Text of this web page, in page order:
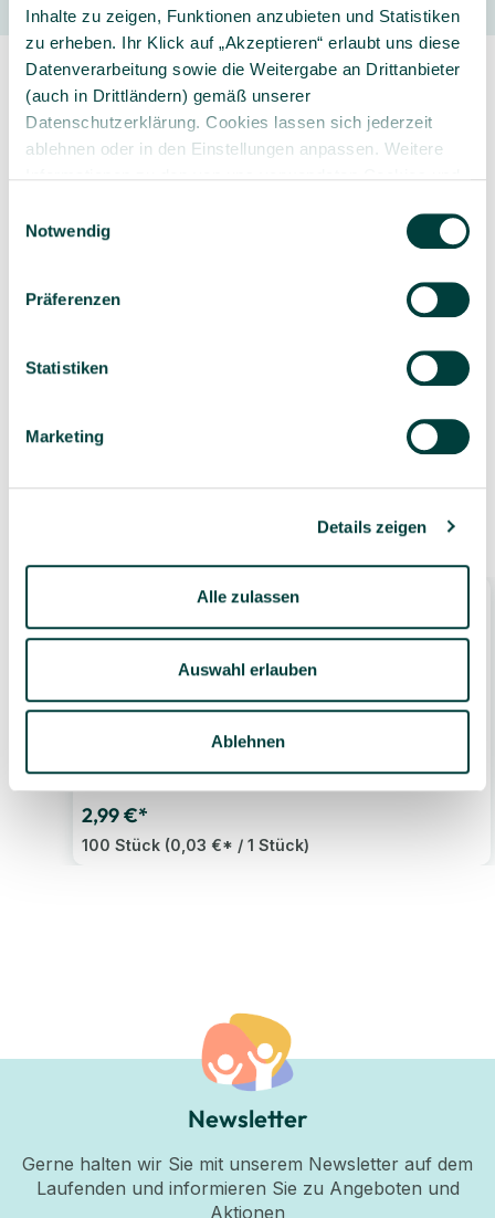
Inhalte zu zeigen, Funktionen anzubieten und Statistiken
zu erheben. Ihr Klick auf „Akzeptieren“ erlaubt uns diese
Datenverarbeitung sowie die Weitergabe an Drittanbieter
(auch in Drittländern) gemäß unserer
Datenschutzerklärung. Cookies lassen sich jederzeit
ablehnen oder in den Einstellungen anpassen. Weitere
schutz­erklärung
Notwendig
Präferenzen
Statistiken
Marketing
Details zeigen
Alle zulassen
Auswahl erlauben
Ablehnen
individuelle Beratung
1-3 Werktage Lieferzeit
bei Versand aus dem
Ähnliche Produkte
ELVIRAS Wackelaugen rund, 12 mm, 100 Stück
2,99 €*
100 Stück (0,03 €* / 1 Stück)
Newsletter
Gerne halten wir Sie mit unserem Newsletter auf dem
Laufenden und informieren Sie zu Angeboten und
Aktionen